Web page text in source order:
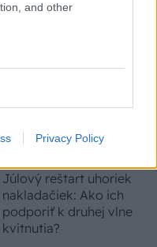
and other
Privacy Policy
Júlový reštart uhoriek
nakladačiek: Ako ich
podporiť k druhej vlne
kvitnutia?